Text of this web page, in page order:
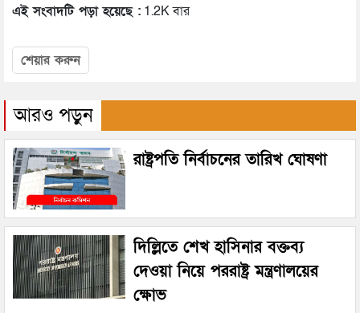
এই সংবাদটি পড়া হয়েছে : 1.2K বার
শেয়ার করুন
আরও পড়ুন
রাষ্ট্রপতি নির্বাচনের তারিখ ঘোষণা
দিল্লিতে শেখ হাসিনার বক্তব্য
দেওয়া নিয়ে পররাষ্ট্র মন্ত্রণালয়ের
ক্ষোভ